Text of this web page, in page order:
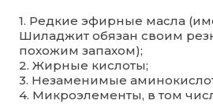
1. Редкие эфирные масла
Шиладжит обязан своим
похожим запахом);
2. Жирные кислоты;
3. Незаменимые
4. Микроэлементы, в том